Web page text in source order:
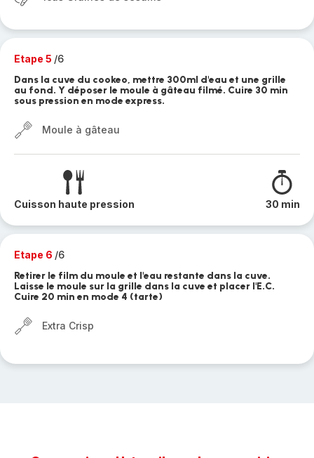
Etape 5 /6
Dans la cuve du cookeo, mettre 300ml d'eau et une grille
au fond. Y déposer le moule à gâteau filmé. Cuire 30 min
sous pression en mode express.
Moule à gâteau
Cuisson haute pression 30 min
Etape 6 /6
Retirer le film du moule et l'eau restante dans la cuve.
Laisse le moule sur la grille dans la cuve et placer l'E.C.
Cuire 20 min en mode 4 (tarte)
Extra Crisp